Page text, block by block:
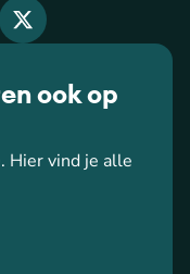
ook op
Hier vind je alle